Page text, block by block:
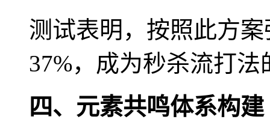
测试表明，按照此方
37%，成为秒杀流打
四、元素共鸣体系构建